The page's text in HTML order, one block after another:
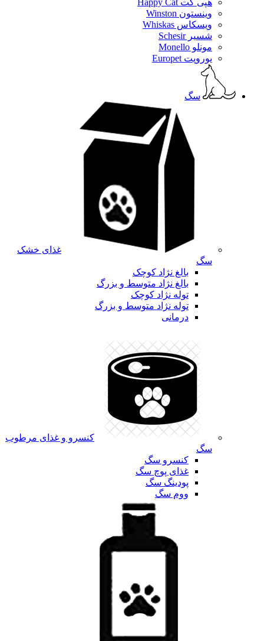
وینستون Winston
ویسکاس Whiskas
شسیر Schesir
مونلو Monello
یوروپت Europet
سگ
غذای خشک
سگ
بالغ نژاد کوچک
بالغ نژاد متوسط و بزرگ
توله نژاد کوچک
توله نژاد متوسط و بزرگ
درمانی
کنسرو و غذای مرطوب
سگ
کنسرو سگ
غذای پوچ سگ
پودینگ سگ
ووم سگ